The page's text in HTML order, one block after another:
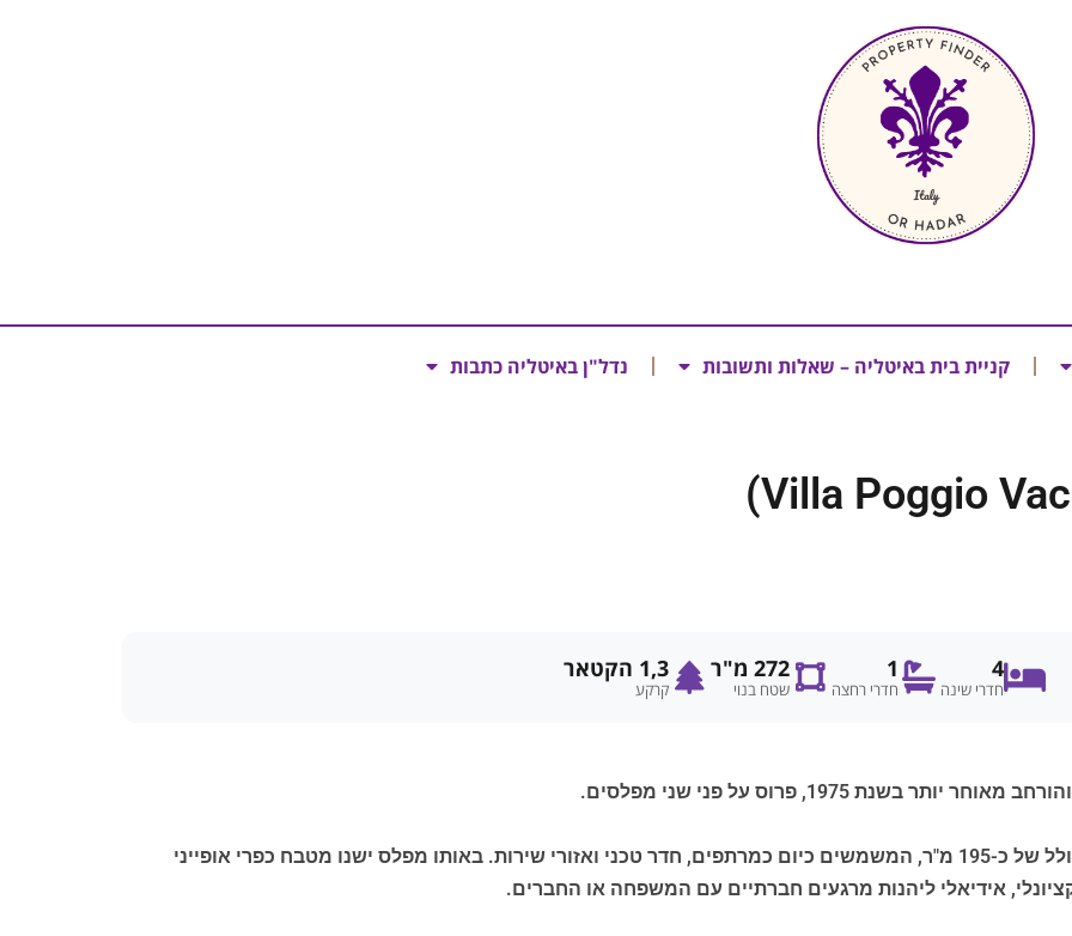
קניית בית באיטליה – שאלות ותשובות נדל"ן באיטליה כתבות
4
חדרי שינה
1
חדרי רחצה
272 מ"ר
שטח בנוי
1,3 הקטאר
קרקע
בקומת הקרקע ישנם חדרים נלווים בשטח ברוטו כולל של כ-195 מ"ר, המשמשים כיום כמרתפים, חדר טכני ואזורי שירות. באותו מפלס ישנו מטבח כפרי אופייני
אידיאלי ליהנות מרגעים חברתיים עם המשפחה או החברים.